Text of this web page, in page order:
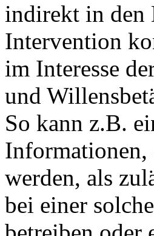
indirekt in den
Intervention
im Interesse
und
So kann z.B.
Informationen,
werden, als
bei einer